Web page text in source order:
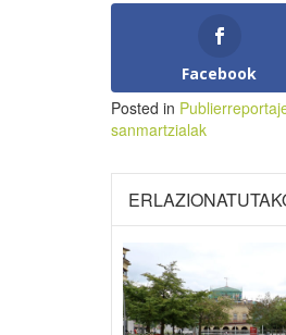
Facebook
Posted in
sanmartzialak